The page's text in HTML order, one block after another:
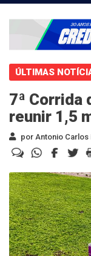
ÚLTIMAS
7ª Corrida
reunir 1,5
por Antonio Carlos